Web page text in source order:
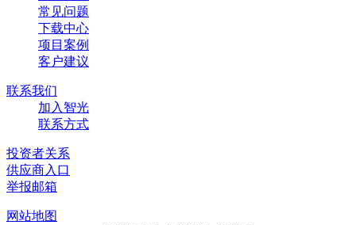
常见问题
下载中心
项目案例
客户建议
联系我们
加入智光
联系方式
投资者关系
供应商入口
举报邮箱
网站地图